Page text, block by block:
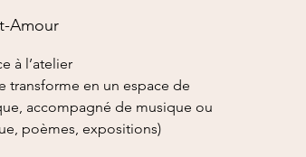
Amour
à l’atelier
transforme en un espace de
accompagné de musique ou
poèmes, expositions)